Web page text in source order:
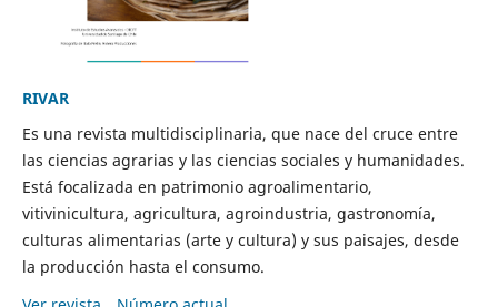
RIVAR
Es una revista multidisciplinaria, que nace del cruce entre
las ciencias agrarias y las ciencias sociales y humanidades.
Está focalizada en patrimonio agroalimentario,
vitivinicultura, agricultura, agroindustria, gastronomía,
culturas alimentarias (arte y cultura) y sus paisajes, desde
la producción hasta el consumo.